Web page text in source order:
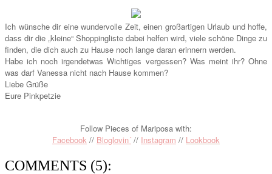
Ich wünsche dir eine wundervolle Zeit, einen großartigen Urlaub und hoffe,
dass dir die „kleine“ Shoppingliste dabei helfen wird, viele schöne Dinge zu
finden, die dich auch zu Hause noch lange daran erinnern werden.
Habe ich noch irgendetwas Wichtiges vergessen? Was meint ihr? Ohne
was darf Vanessa nicht nach Hause kommen?
Liebe Grüße
Eure Pinkpetzie
Follow Pieces of Mariposa with:
Facebook // Bloglovin´ // Instagram // Lookbook
COMMENTS (5):